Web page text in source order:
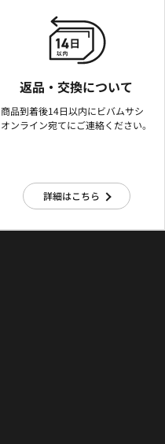
返品・交換について
商品到着後14日以内にビバムサシ
オンライン宛てにご連絡ください。
詳細はこちら